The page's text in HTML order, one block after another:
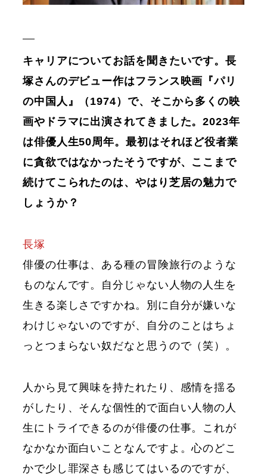
キャリアについてお話を聞きたいです。長
塚さんのデビュー作はフランス映画『パリ
の中国人』（1974）で、そこから多くの映
画やドラマに出演されてきました。2023年
は俳優人生50周年。最初はそれほど役者業
に貪欲ではなかったそうですが、ここまで
続けてこられたのは、やはり芝居の魅力で
しょうか？
長塚
俳優の仕事は、ある種の冒険旅行のような
ものなんです。自分じゃない人物の人生を
生きる楽しさですかね。別に自分が嫌いな
わけじゃないのですが、自分のことはちょ
っとつまらない奴だなと思うので（笑）。
人から見て興味を持たれたり、感情を揺る
がしたり、そんな個性的で面白い人物の人
生にトライできるのが俳優の仕事。これが
なかなか面白いことなんですよ。心のどこ
かで少し罪深さも感じてはいるのですが、